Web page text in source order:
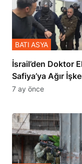
İsrail’den Doktor
Safiya’ya Ağır
BATI ASYA
7 ay önce